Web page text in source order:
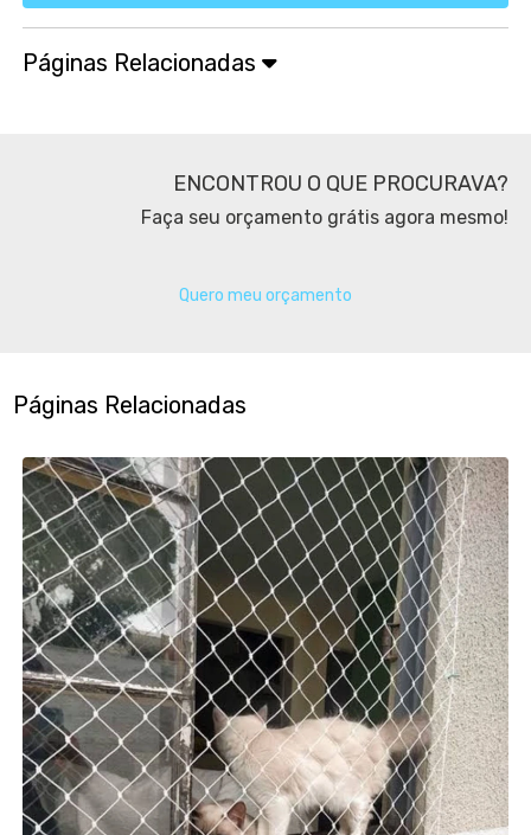
Páginas Relacionadas
ENCONTROU O QUE PROCURAVA?
Faça seu orçamento grátis agora mesmo!
Quero meu orçamento
Páginas Relacionadas